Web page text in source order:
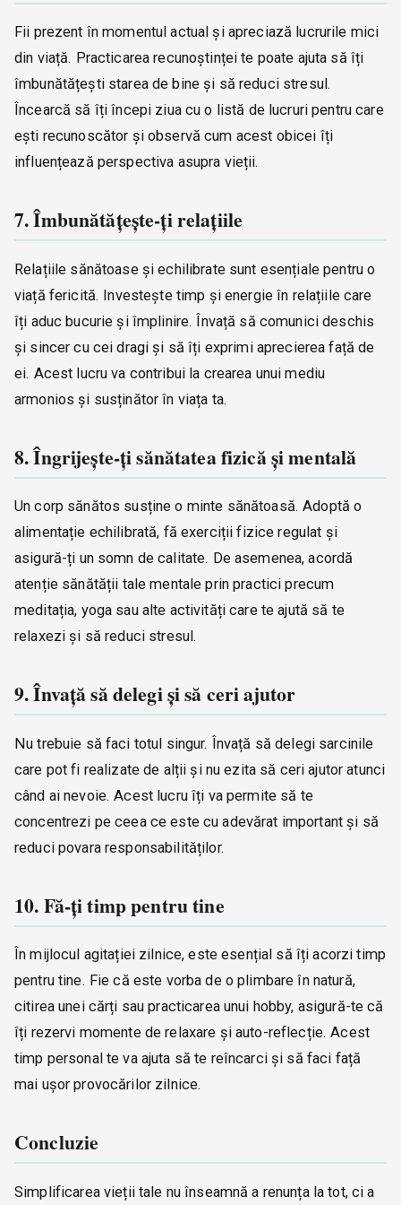
Fii prezent în momentul actual și apreciază lucrurile mici
din viață. Practicarea recunoștinței te poate ajuta să îți
îmbunătățești starea de bine și să reduci stresul.
Încearcă să îți începi ziua cu o listă de lucruri pentru care
ești recunoscător și observă cum acest obicei îți
influențează perspectiva asupra vieții.
7. Îmbunătățește-ți relațiile
Relațiile sănătoase și echilibrate sunt esențiale pentru o
viață fericită. Investește timp și energie în relațiile care
îți aduc bucurie și împlinire. Învață să comunici deschis
și sincer cu cei dragi și să îți exprimi aprecierea față de
ei. Acest lucru va contribui la crearea unui mediu
armonios și susținător în viața ta.
8. Îngrijește-ți sănătatea fizică și mentală
Un corp sănătos susține o minte sănătoasă. Adoptă o
alimentație echilibrată, fă exerciții fizice regulat și
asigură-ți un somn de calitate. De asemenea, acordă
atenție sănătății tale mentale prin practici precum
meditația, yoga sau alte activități care te ajută să te
relaxezi și să reduci stresul.
9. Învață să delegi și să ceri ajutor
Nu trebuie să faci totul singur. Învață să delegi sarcinile
care pot fi realizate de alții și nu ezita să ceri ajutor atunci
când ai nevoie. Acest lucru îți va permite să te
concentrezi pe ceea ce este cu adevărat important și să
reduci povara responsabilităților.
10. Fă-ți timp pentru tine
În mijlocul agitației zilnice, este esențial să îți acorzi timp
pentru tine. Fie că este vorba de o plimbare în natură,
citirea unei cărți sau practicarea unui hobby, asigură-te că
îți rezervi momente de relaxare și auto-reflecție. Acest
timp personal te va ajuta să te reîncarci și să faci față
mai ușor provocărilor zilnice.
Concluzie
Simplificarea vieții tale nu înseamnă a renunța la tot, ci a